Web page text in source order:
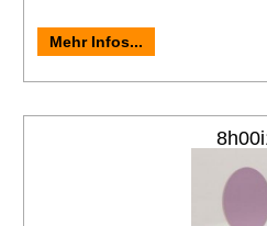
Mehr Infos...